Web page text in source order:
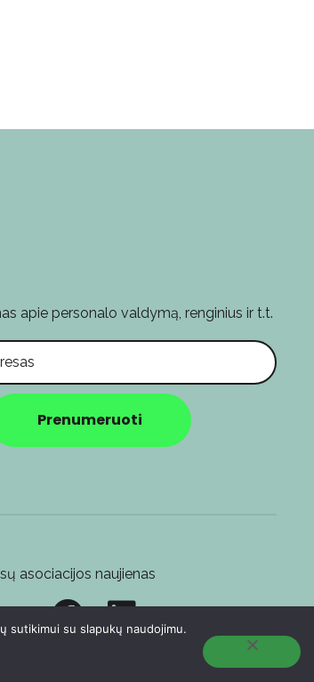
apie personalo valdymą, renginius ir t.t.
Prenumeruoti
asociacijos naujienas
sutikimui su slapukų naudojimu.